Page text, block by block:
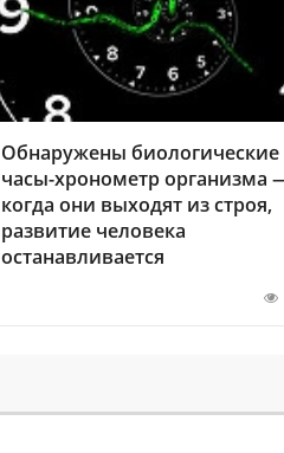
Обнаружены биологические
часы-хронометр организма
когда они выходят из строя,
развитие человека
останавливается